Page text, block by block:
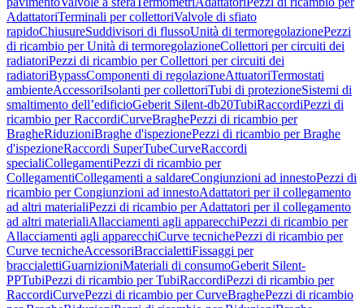
AdattatoriTerminali per collettoriValvole di sfiato
rapidoChiusureSuddivisori di flussoUnità di termoregolazionePezzi
di ricambio per Unità di termoregolazioneCollettori per circuiti dei
radiatoriPezzi di ricambio per Collettori per circuiti dei
radiatoriBypassComponenti di regolazioneAttuatoriTermostati
ambienteAccessoriIsolanti per collettoriTubi di protezioneSistemi di
smaltimento dell’edificioGeberit Silent-db20TubiRaccordiPezzi di
ricambio per RaccordiCurveBraghePezzi di ricambio per
BragheRiduzioniBraghe d'ispezionePezzi di ricambio per Braghe
d'ispezioneRaccordi SuperTubeCurveRaccordi
specialiCollegamentiPezzi di ricambio per
CollegamentiCollegamenti a saldareCongiunzioni ad innestoPezzi di
ricambio per Congiunzioni ad innestoAdattatori per il collegamento
ad altri materialiPezzi di ricambio per Adattatori per il collegamento
ad altri materialiAllacciamenti agli apparecchiPezzi di ricambio per
Allacciamenti agli apparecchiCurve tecnichePezzi di ricambio per
Curve tecnicheAccessoriBraccialettiFissaggi per
braccialettiGuarnizioniMateriali di consumoGeberit Silent-
PPTubiPezzi di ricambio per TubiRaccordiPezzi di ricambio per
RaccordiCurvePezzi di ricambio per CurveBraghePezzi di ricambio